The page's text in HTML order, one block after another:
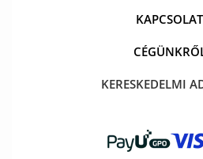
KAPCSOLAT
KERESKEDELMI